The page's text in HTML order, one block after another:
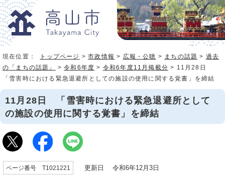
現在位置： トップページ >市政情報 > 広報・公聴 > まちの話題 > 過去
の「まちの話題」
>令和6年度 > 令和6年度11月掲載分 > 11月28日
「雪害時における緊急退避所としての施設の使用に関する覚書」を締結
11月28日 「雪害時における緊急退避所として
の施設の使用に関する覚書」を締結
ページ番号 T1021221 更新日 令和6年12月3日